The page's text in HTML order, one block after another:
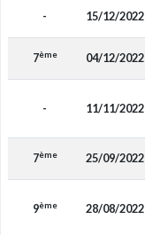
- 15/12/2022
7ème 04/12/2022
- 11/11/2022
7ème 25/09/2022
9ème 28/08/2022